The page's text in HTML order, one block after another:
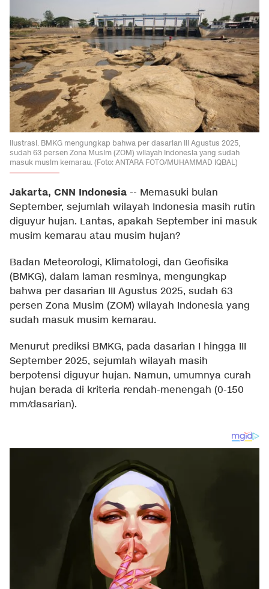
Ilustrasi. BMKG mengungkap bahwa per dasarian III Agustus 2025,
sudah 63 persen Zona Musim (ZOM) wilayah Indonesia yang sudah
masuk musim kemarau. (Foto: ANTARA FOTO/MUHAMMAD IQBAL)
Jakarta, CNN Indonesia -- Memasuki bulan
September, sejumlah wilayah Indonesia masih rutin
diguyur hujan. Lantas, apakah September ini masuk
musim kemarau atau musim hujan?
Badan Meteorologi, Klimatologi, dan Geofisika
(BMKG), dalam laman resminya, mengungkap
bahwa per dasarian III Agustus 2025, sudah 63
persen Zona Musim (ZOM) wilayah Indonesia yang
sudah masuk musim kemarau.
Menurut prediksi BMKG, pada dasarian I hingga III
September 2025, sejumlah wilayah masih
berpotensi diguyur hujan. Namun, umumnya curah
hujan berada di kriteria rendah-menengah (0-150
mm/dasarian).